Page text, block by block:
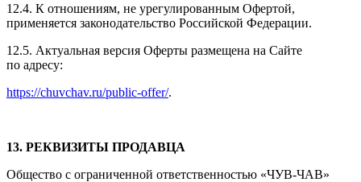
12.4. К отношениям, не урегулированным Офертой,
применяется законодательство Российской Федерации.
12.5. Актуальная версия Оферты размещена на Сайте
по адресу:
https://chuvchav.ru/public-offer/.
13. РЕКВИЗИТЫ ПРОДАВЦА
Общество с ограниченной ответственностью «ЧУВ-ЧАВ»